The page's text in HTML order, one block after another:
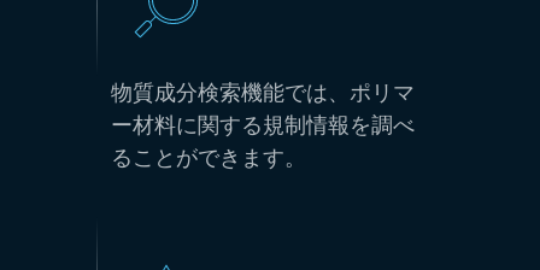
物質成分検索機能では、ポリマ
ー材料に関する規制情報を調べ
ることができます。